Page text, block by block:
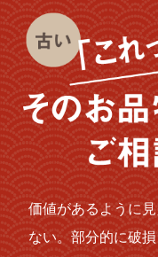
価値があるように
ない。部分的に破